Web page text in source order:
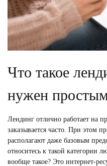
Что такое
нужен
Лендинг отлично работает на
заказывается часто. При этом
располагают даже базовым
относитесь к такой категории
вообще такое? Это интернет-